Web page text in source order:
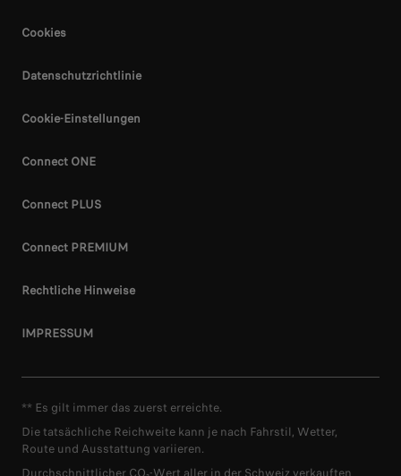
Cookies
Datenschutzrichtlinie
Cookie-Einstellungen
Connect ONE
Connect PLUS
Connect PREMIUM
Rechtliche Hinweise
IMPRESSUM
** Es gilt immer das zuerst erreichte.
Die tatsächliche Reichweite kann je nach Fahrstil, Wetter,
Route und Ausstattung variieren.